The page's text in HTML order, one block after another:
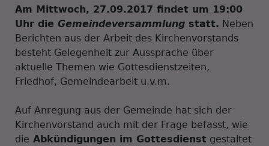
Am Mittwoch, 27.09.2017 findet um 19:00
Uhr die Gemeindeversammlung statt. Neben
Berichten aus der Arbeit des Kirchenvorstands
besteht Gelegenheit zur Aussprache über
aktuelle Themen wie Gottesdienstzeiten,
Friedhof, Gemeindearbeit u.v.m.
Auf Anregung aus der Gemeinde hat sich der
Kirchenvorstand auch mit der Frage befasst, wie
die Abkündigungen im Gottesdienst gestaltet